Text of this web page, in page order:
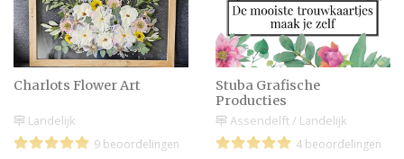
Charlots Flower Art
Landelijk
9 beoordelingen
Stuba Grafische
Producties
Assendelft / Landelijk
4 beoordelingen